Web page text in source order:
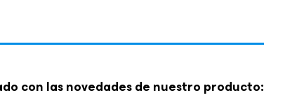
con las novedades de nuestro producto: